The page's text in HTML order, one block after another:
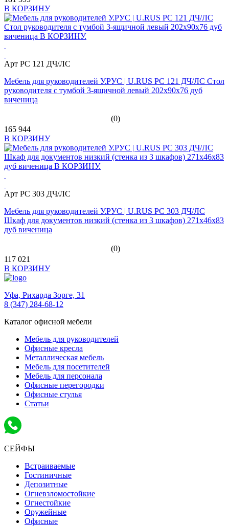
В КОРЗИНУ
Арт PC 121 ДЧ/ЛС
Мебель для руководителей У.РУС | U.RUS PC 121 ДЧ/ЛС Стол
руководителя с тумбой 3-ящичной левый 202х90х76 дуб
виченица
(0)
165 944
В КОРЗИНУ
Арт PC 303 ДЧ/ЛС
Мебель для руководителей У.РУС | U.RUS PC 303 ДЧ/ЛС
Шкаф для документов низкий (стенка из 3 шкафов) 271х46х83
дуб виченица
(0)
117 021
В КОРЗИНУ
Уфа, Рихарда Зорге, 31
8 (347) 284-68-12
Каталог офисной мебели
Мебель для руководителей
Офисные кресла
Металлическая мебель
Мебель для посетителей
Мебель для персонала
Офисные перегородки
Офисные стулья
Статьи
СЕЙФЫ
Встраиваемые
Гостиничные
Депозитные
Огневзломостойкие
Огнестойкие
Оружейные
Офисные